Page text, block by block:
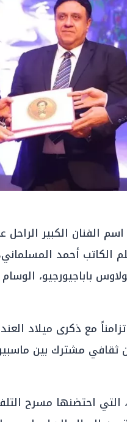
الفنان الكبير
الكاتب أحمد
باباجيورجيو،
مع ذكرى ميلاد
مشترك بين
التي احتضنها مسرح